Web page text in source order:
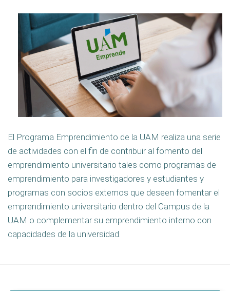
El Programa Emprendimiento de la UAM realiza una serie
de actividades con el fin de contribuir al fomento del
emprendimiento universitario tales como programas de
emprendimiento para investigadores y estudiantes y
programas con socios externos que deseen fomentar el
emprendimiento universitario dentro del Campus de la
UAM o complementar su emprendimiento interno con
capacidades de la universidad.